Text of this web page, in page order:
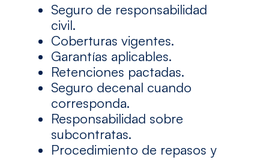
Seguro de responsabilidad
civil.
Coberturas vigentes.
Garantías aplicables.
Retenciones pactadas.
Seguro decenal cuando
corresponda.
Responsabilidad sobre
subcontratas.
Procedimiento de repasos y